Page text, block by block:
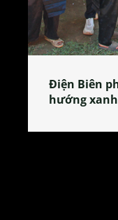
Làng làm
tỏa đặc